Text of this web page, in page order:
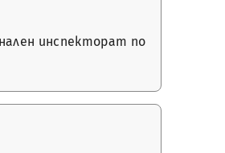
инспекторат по